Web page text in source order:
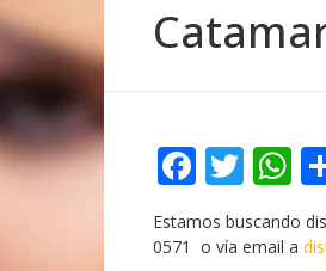
Estamos buscando
0571 o vía email a